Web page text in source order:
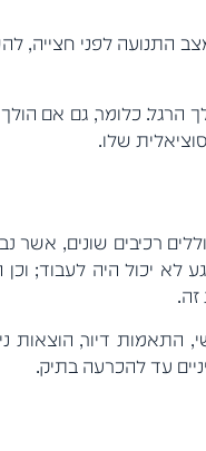
התנועה לפני
הרגל. כלומר, גם אם
שלו.
רכיבים שונים,
לא יכול היה לעבוד;
זה.
דיור, הוצאות
עד להכרעה בתיק.